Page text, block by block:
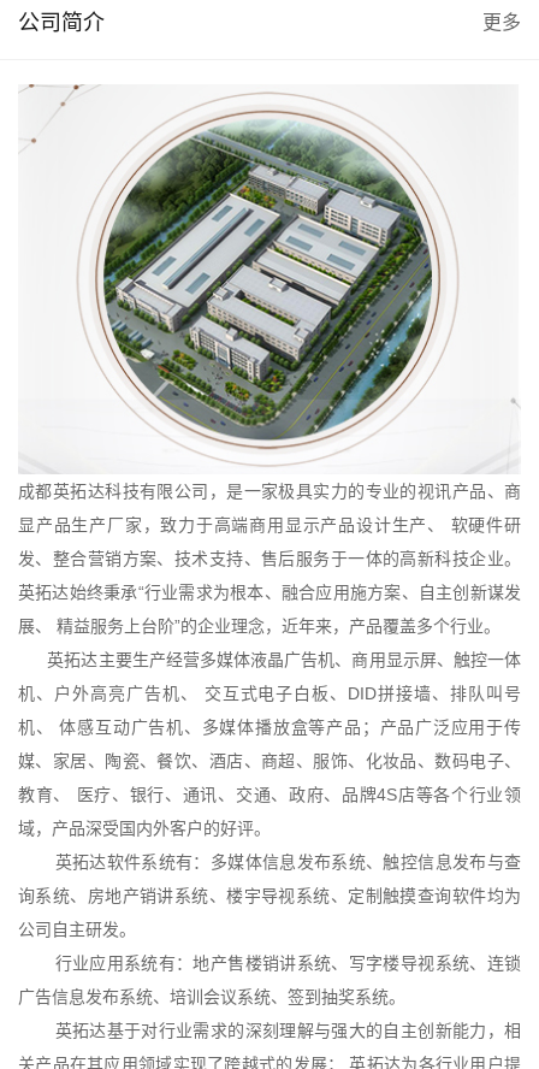
公司简介 更多
成都英拓达科技有限公司，是一家极具实力的专业的视讯产品、商
显产品生产厂家，致力于高端商用显示产品设计生产、 软硬件研
发、整合营销方案、技术支持、售后服务于一体的高新科技企业。
英拓达始终秉承“行业需求为根本、融合应用施方案、自主创新谋发
展、 精益服务上台阶”的企业理念，近年来，产品覆盖多个行业。
英拓达主要生产经营多媒体液晶广告机、商用显示屏、触控一体
机、户外高亮广告机、 交互式电子白板、DID拼接墙、排队叫号
机、 体感互动广告机、多媒体播放盒等产品；产品广泛应用于传
媒、家居、陶瓷、餐饮、酒店、商超、服饰、化妆品、数码电子、
教育、 医疗、银行、通讯、交通、政府、品牌4S店等各个行业领
域，产品深受国内外客户的好评。
英拓达软件系统有：多媒体信息发布系统、触控信息发布与查
询系统、房地产销讲系统、楼宇导视系统、定制触摸查询软件均为
公司自主研发。
行业应用系统有：地产售楼销讲系统、写字楼导视系统、连锁
广告信息发布系统、培训会议系统、签到抽奖系统。
英拓达基于对行业需求的深刻理解与强大的自主创新能力，相
关产品在其应用领域实现了跨越式的发展； 英拓达为各行业用户提